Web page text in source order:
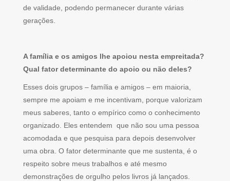
de validade, podendo permanecer durante várias
gerações.
A família e os amigos lhe apoiou nesta empreitada?
Qual fator determinante do apoio ou não deles?
Esses dois grupos – família e amigos – em maioria,
sempre me apoiam e me incentivam, porque valorizam
meus saberes, tanto o empírico como o conhecimento
organizado. Eles entendem que não sou uma pessoa
acomodada e que pesquisa para depois desenvolver
uma obra. O fator determinante que me sustenta, é o
respeito sobre meus trabalhos e até mesmo
demonstrações de orgulho pelos livros já lançados.